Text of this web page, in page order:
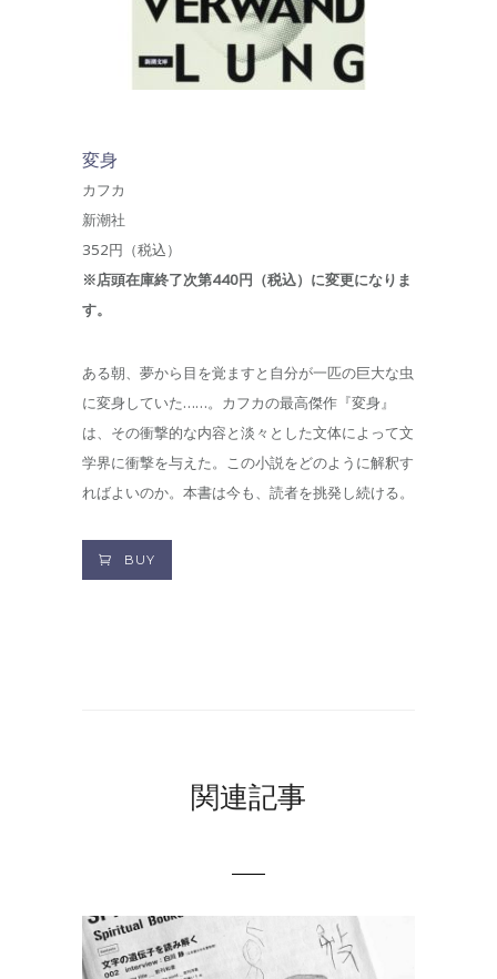
変身
カフカ
新潮社
352円（税込）
※店頭在庫終了次第440円（税込）に変更になりま
す。
ある朝、夢から目を覚ますと自分が一匹の巨大な虫
に変身していた……。カフカの最高傑作『変身』
は、その衝撃的な内容と淡々とした文体によって文
学界に衝撃を与えた。この小説をどのように解釈す
ればよいのか。本書は今も、読者を挑発し続ける。
BUY
関連記事